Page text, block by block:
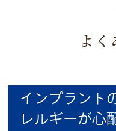
よ
インプラント
レルギーが心